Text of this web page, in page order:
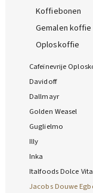
Koffiebonen
Gemalen koffie
Oploskoffie
Cafeïnevrije
Davidoff
Dallmayr
Golden Weasel
Guglielmo
Illy
Inka
Italfoods Dolce Vita
Jacobs Douwe